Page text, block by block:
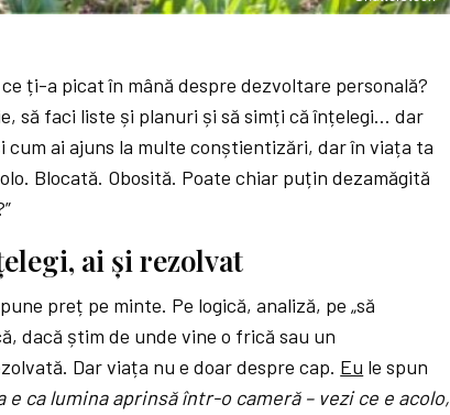
ți-a picat în mână despre dezvoltare personală?
să faci liste și planuri și să simți că înțelegi… dar
cum ai ajuns la multe conștientizări, dar în viața ta
Blocată. Obosită. Poate chiar puțin dezamăgită
ai și rezolvat
preț pe minte. Pe logică, analiză, pe „să
dacă știm de unde vine o frică sau un
Dar viața nu e doar despre cap. Eu le spun
e ca lumina aprinsă într-o cameră – vezi ce e acolo,